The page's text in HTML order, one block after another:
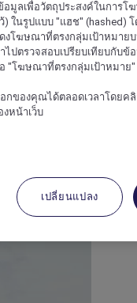
เป็นเอกลักษณ์
มูลเพื่อวัตถุประสงค์ในการโ
ในรูปแบบ "แฮช" (hashed)
โฆษณาที่ตรงกลุ่มเป้าหมาย
ปตรวจสอบเปรียบเทียบกับ
"โฆษณาที่ตรงกลุ่มเป้าหมาย
กของคุณได้ตลอดเวลาโดยค
หน้าเว็บ
เปลี่ยนแปลง